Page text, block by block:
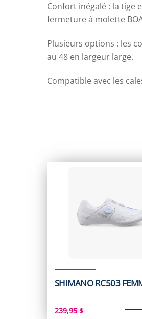
Confort inégalé : la tige
fermeture à molette
Plusieurs options : les
au 48 en largeur large.
Compatible avec les
SHIMANO RC503
239,95 $